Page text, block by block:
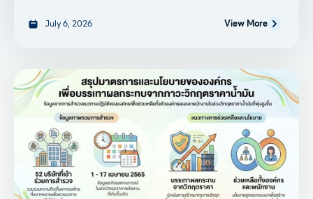
July 6, 2026 View More